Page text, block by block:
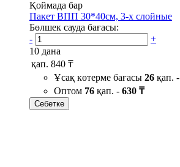
Қоймада бар
Пакет ВПП 30*40см, 3-х слойные
Бөлшек сауда бағасы:
-
+
10 дана
қап. 840 ₸
Ұсақ көтерме бағасы 26 қап. -
Оптом 76 қап. - 630 ₸
Себетке